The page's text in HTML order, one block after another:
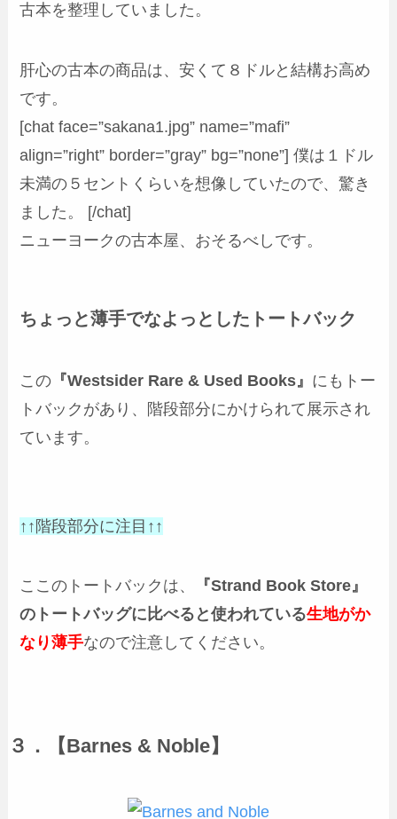
古本を整理していました。
肝心の古本の商品は、安くて８ドルと結構お高め
です。
[chat face=”sakana1.jpg” name=”mafi”
align=”right” border=”gray” bg=”none”] 僕は１ドル
未満の５セントくらいを想像していたので、驚き
ました。 [/chat]
ニューヨークの古本屋、おそるべしです。
ちょっと薄手でなよっとしたトートバック
この 『Westsider Rare & Used Books』 にもトー
トバックがあり、階段部分にかけられて展示され
ています。
↑↑階段部分に注目↑↑
ここのトートバックは、
『Strand Book Store』
のトートバッグに比べると使われている生地がか
なり薄手なので注意してください。
３．【Barnes & Noble】